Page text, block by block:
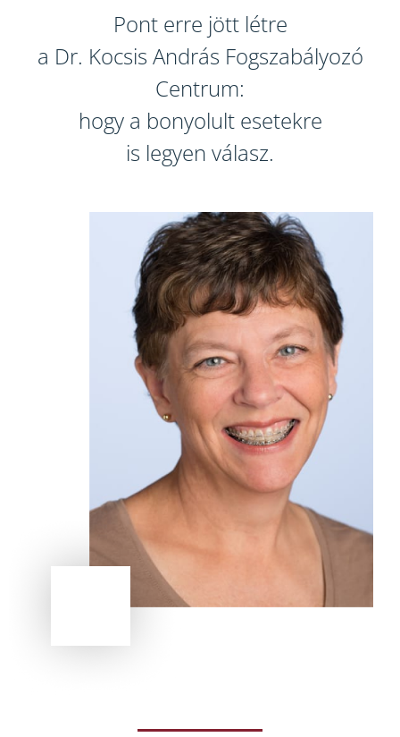
Pont erre jött létre
a Dr. Kocsis András Fogszabályozó
Centrum:
hogy a bonyolult esetekre
is legyen válasz.